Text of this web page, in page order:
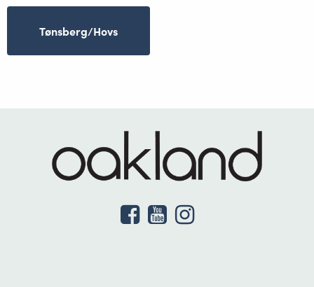
Tønsberg/Hovs